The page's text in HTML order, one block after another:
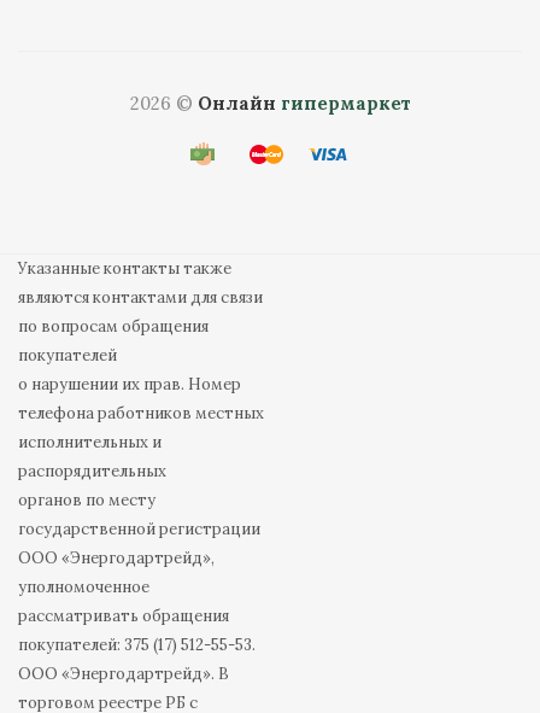
2026 © Онлайн гипермаркет
Указанные контакты также
являются контактами для связи
по вопросам обращения
покупателей
о нарушении их прав. Номер
телефона работников местных
исполнительных и
распорядительных
органов по месту
государственной регистрации
ООО «Энергодартрейд»,
уполномоченное
рассматривать обращения
покупателей: 375 (17) 512-55-53.
ООО «Энергодартрейд». В
торговом реестре РБ с